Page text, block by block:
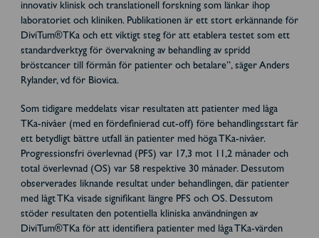
innovativ klinisk och translationell forskning som länkar ihop
laboratoriet och kliniken. Publikationen är ett stort erkännande för
DiviTum®TKa och ett viktigt steg för att etablera testet som ett
standardverktyg för övervakning av behandling av spridd
bröstcancer till förmån för patienter och betalare”, säger Anders
Rylander, vd för Biovica.
Som tidigare meddelats visar resultaten att patienter med låga
TKa-nivåer (med en fördefinierad cut-off) före behandlingsstart får
ett betydligt bättre utfall än patienter med höga TKa-nivåer.
Progressionsfri överlevnad (PFS) var 17,3 mot 11,2 månader och
total överlevnad (OS) var 58 respektive 30 månader. Dessutom
observerades liknande resultat under behandlingen, där patienter
med lågt TKa visade signifikant längre PFS och OS. Dessutom
stöder resultaten den potentiella kliniska användningen av
DiviTum®TKa för att identifiera patienter med låga TKa-värden